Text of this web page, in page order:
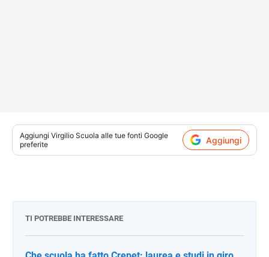
Aggiungi Virgilio Scuola alle tue fonti Google
preferite
Aggiungi
TI POTREBBE INTERESSARE